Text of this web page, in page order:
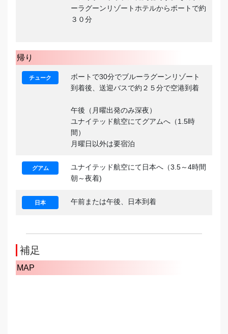
ーラグーンリゾートホテルからボートで約
３０分
帰り
チューク
ボートで30分でブルーラグーンリゾート
到着後、送迎バスで約２５分で空港到着
午後（月曜出発のみ深夜）
ユナイテッド航空にてグアムへ（1.5時
間）
月曜日以外は要宿泊
グアム
ユナイテッド航空にて日本へ（3.5～4時間
朝～夜着)
日本 午前または午後、日本到着
補足
MAP